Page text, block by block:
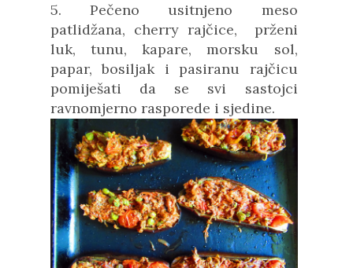
5. Pečeno usitnjeno meso
patlidžana, cherry rajčice, prženi
luk, tunu, kapare, morsku sol,
papar, bosiljak i pasiranu rajčicu
pomiješati da se svi sastojci
ravnomjerno rasporede i sjedine.